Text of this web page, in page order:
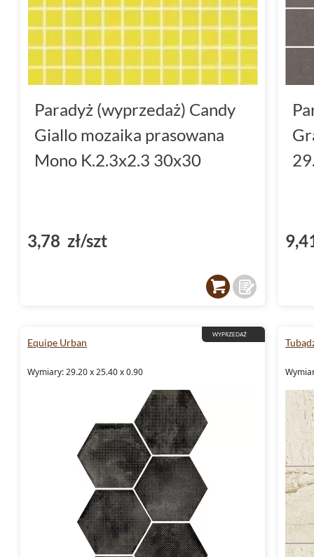
Paradyż (wyprzedaż) Candy
Giallo mozaika prasowana
Mono K.2.3x2.3 30x30
3,78 zł/szt
WYPRZEDAŻ
Equipe Urban
Wymiary: 29.20 x 25.40 x 0.90